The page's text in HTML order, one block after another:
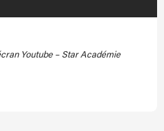
Youtube – Star Académie